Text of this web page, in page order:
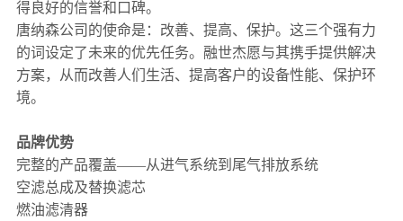
得良好的信誉和口碑。
唐纳森公司的使命是：改善、提高、保护。这三个强有力
的词设定了未来的优先任务。融世杰愿与其携手提供解决
方案，从而改善人们生活、提高客户的设备性能、保护环
境。
品牌优势
完整的产品覆盖——从进气系统到尾气排放系统
空滤总成及替换滤芯
燃油滤清器